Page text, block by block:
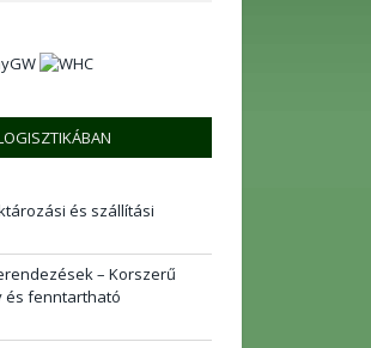
és szállítási
– Korszerű
és fenntartható